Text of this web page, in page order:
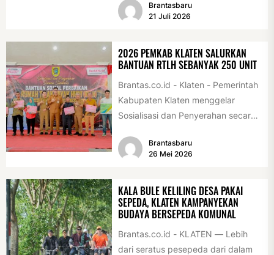
2026. Penghargaan tersebut
Brantasbaru
21 Juli 2026
2026 PEMKAB KLATEN SALURKAN
BANTUAN RTLH SEBANYAK 250 UNIT
Brantas.co.id - Klaten - Pemerintah
Kabupaten Klaten menggelar
Sosialisasi dan Penyerahan secara
Rumah Tidak Layak Huni...
Brantasbaru
26 Mei 2026
KALA BULE KELILING DESA PAKAI
SEPEDA, KLATEN KAMPANYEKAN
BUDAYA BERSEPEDA KOMUNAL
Brantas.co.id - KLATEN — Lebih
dari seratus pesepeda dari dalam